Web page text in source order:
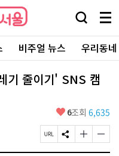
검
창
열
기
메
뉴
전
체
보
비주얼 뉴스 우리동
기 줄이기' SNS 캠
좋
요
6조회 6,635
페
이
S
N
글
자
글
자